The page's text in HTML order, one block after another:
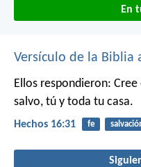
En
Versículo de la Biblia
Ellos respondieron: Cree
salvo, tú y toda tu casa.
Hechos 16:31 fe